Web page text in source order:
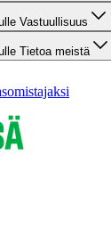
Vastuullisuus
Tietoa meistä